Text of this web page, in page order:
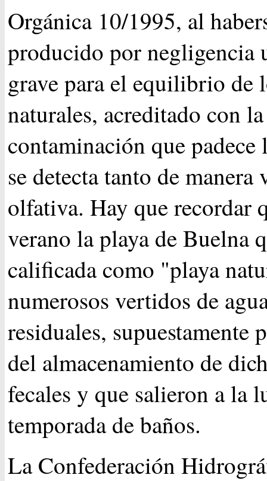
Orgánica 10/1995, al
producido por negligencia
grave para el equilibrio de
naturales, acreditado con
contaminación que padece
se detecta tanto de
olfativa. Hay que recordar
verano la playa de Buelna
calificada como "playa
numerosos vertidos de
residuales, supuestamente
del almacenamiento de
fecales y que salieron a la
temporada de baños.
La Confederación